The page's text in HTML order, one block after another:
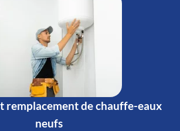
remplacement de chauffe-eaux
neufs